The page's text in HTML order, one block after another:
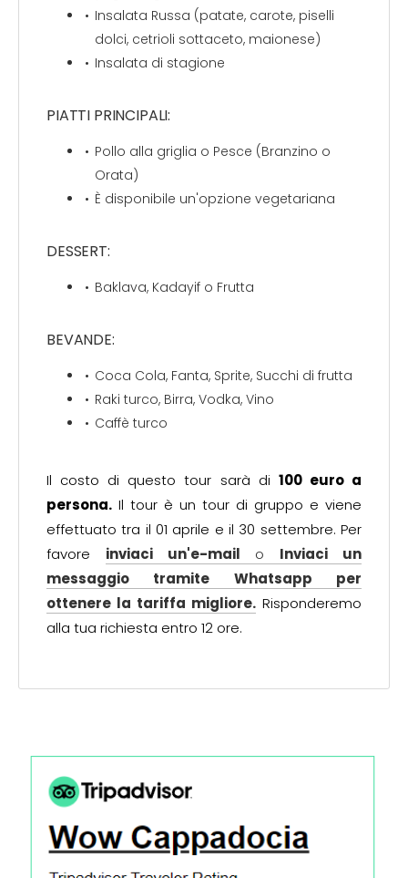
Insalata Russa (patate, carote, piselli
dolci, cetrioli sottaceto, maionese)
Insalata di stagione
PIATTI PRINCIPALI:
Pollo alla griglia o Pesce (Branzino o
Orata)
È disponibile un'opzione vegetariana
DESSERT:
Baklava, Kadayif o Frutta
BEVANDE:
Coca Cola, Fanta, Sprite, Succhi di frutta
Raki turco, Birra, Vodka, Vino
Caffè turco
Il costo di questo tour sarà di 100 euro a
persona. Il tour è un tour di gruppo e viene
effettuato tra il 01 aprile e il 30 settembre. Per
favore inviaci un'e-mail o Inviaci un
messaggio tramite Whatsapp per
ottenere la tariffa migliore. Risponderemo
alla tua richiesta entro 12 ore.